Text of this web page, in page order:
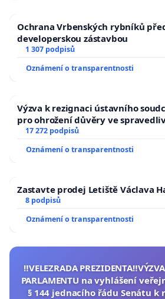
Ochrana Vrbenských rybníků
developerskou zástavbou
1 307 podpisů
Oznámení o transparentnosti
Výzva k rezignaci ústavního
pro ohrožení důvěry ve
17 272 podpisů
Oznámení o transparentnosti
Zastavte prodej Letiště Václava
8 podpisů
Oznámení o transparentnosti
‼️VELEZRADA
PARLAMENTU na vyhlášení
§ 144 jednacího řádu Senátu